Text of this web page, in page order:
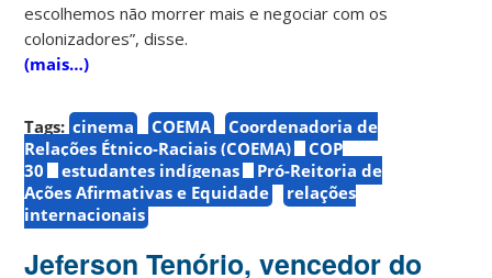
escolhemos não morrer mais e negociar com os
colonizadores”, disse.
(mais…)
Tags: cinema COEMA
Coordenadoria de
Relações Étnico-Raciais (COEMA)
COP
30
estudantes indígenas
Pró-Reitoria de
Ações Afirmativas e Equidade
relações
internacionais
Jeferson Tenório, vencedor do